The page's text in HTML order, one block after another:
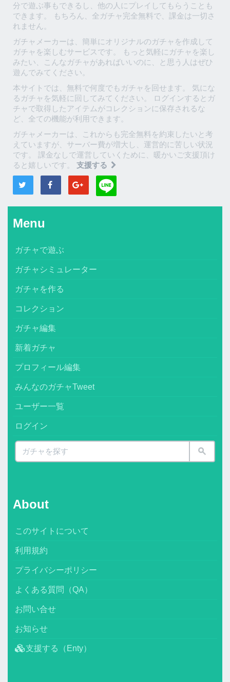
分で遊ぶ事もできるし、他の人にプレイしてもらうことも
できます。 もちろん、全ガチャ完全無料で、課金は一切さ
れません。
ガチャメーカーは、簡単にオリジナルのガチャを作成して
ガチャを楽しむサービスです。 もっと気軽にガチャを楽し
みたい、こんなガチャがあればいいのに、と思う人はぜひ
遊んでみてください。
本サイトでは、無料で何度でもガチャを回せます。 気にな
るガチャを気軽に回してみてください。 ログインするとガ
チャで取得したアイテムがコレクションに保存されるな
ど、全ての機能が利用できます。
ガチャメーカーは、これからも完全無料を約束したいと考
えていますが、サーバー費が増大し、運営的に苦しい状況
です。 課金なしで運営していくために、暖かいご支援頂け
ると嬉しいです。 支援する
Menu
ガチャで遊ぶ
ガチャシミュレーター
ガチャを作る
コレクション
ガチャ編集
新着ガチャ
プロフィール編集
みんなのガチャTweet
ユーザー一覧
ログイン
About
このサイトについて
利用規約
プライバシーポリシー
よくある質問（QA）
お問い合せ
お知らせ
支援する（Enty）